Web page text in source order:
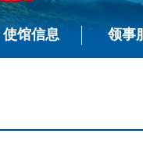
使馆信息 领事